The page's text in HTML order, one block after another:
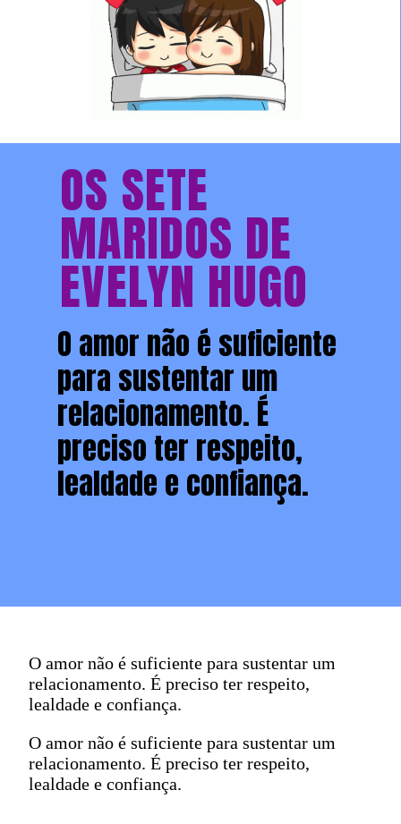
O amor não é suficiente
para sustentar um
relacionamento. É
preciso ter respeito,
lealdade e confiança.
OS SETE
MARIDOS DE
EVELYN HUGO
O amor não é suficiente para sustentar um
relacionamento. É preciso ter respeito,
lealdade e confiança.
O amor não é suficiente para sustentar um
relacionamento. É preciso ter respeito,
lealdade e confiança.